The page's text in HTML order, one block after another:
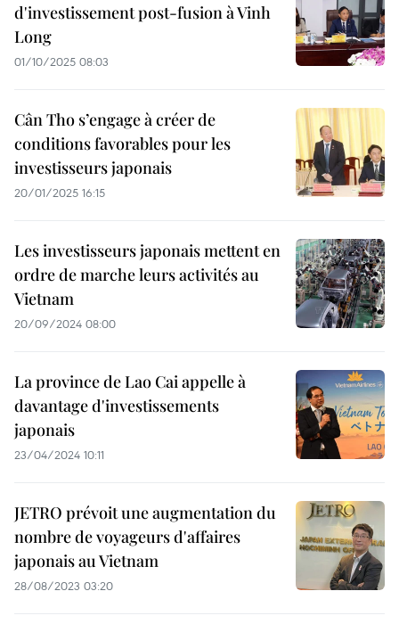
d'investissement post-fusion à Vinh
Long
01/10/2025 08:03
Cân Tho s’engage à créer de
conditions favorables pour les
investisseurs japonais
20/01/2025 16:15
Les investisseurs japonais mettent en
ordre de marche leurs activités au
Vietnam
20/09/2024 08:00
La province de Lao Cai appelle à
davantage d'investissements
japonais
23/04/2024 10:11
JETRO prévoit une augmentation du
nombre de voyageurs d'affaires
japonais au Vietnam
28/08/2023 03:20